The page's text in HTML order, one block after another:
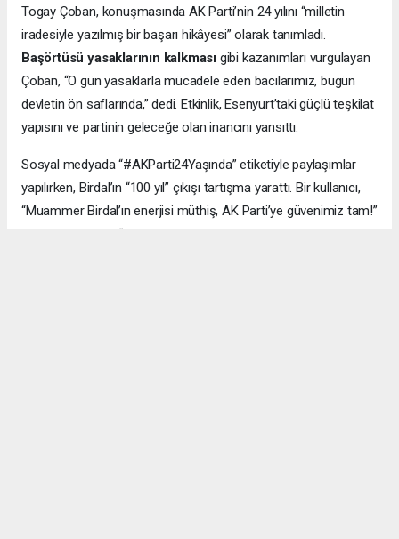
Togay Çoban, konuşmasında AK Parti’nin 24 yılını “milletin
iradesiyle yazılmış bir başarı hikâyesi” olarak tanımladı.
Başörtüsü yasaklarının kalkması gibi kazanımları vurgulayan
Çoban, “O gün yasaklarla mücadele eden bacılarımız, bugün
devletin ön saflarında,” dedi. Etkinlik, Esenyurt’taki güçlü teşkilat
yapısını ve partinin geleceğe olan inancını yansıttı.
Sosyal medyada “#AKParti24Yaşında” etiketiyle paylaşımlar
yapılırken, Birdal’ın “100 yıl” çıkışı tartışma yarattı. Bir kullanıcı,
“Muammer Birdal’ın enerjisi müthiş, AK Parti’ye güvenimiz tam!”
derken, bir diğeri, “100 yıl iddialı, ama millet desteklerse neden